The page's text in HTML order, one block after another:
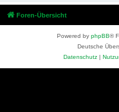
Foren-Übersicht
Powered by phpBB®
Deutsche
Datenschutz |